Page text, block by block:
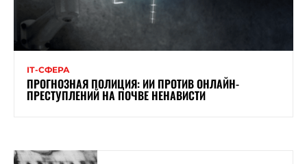
ІТ-СФЕРА
ПРОГНОЗНАЯ ПОЛИЦИЯ: ИИ ПРОТИВ ОНЛАЙН-
ПРЕСТУПЛЕНИЙ НА ПОЧВЕ НЕНАВИСТИ